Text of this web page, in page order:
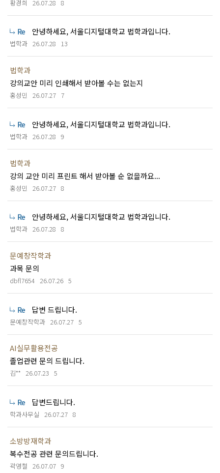
황경희 26.07.28 8
안녕하세요, 서울디지털대학교 법학과입니다.
법학과 26.07.28 13
법학과
강의교안 미리 인쇄해서 받아볼 수는 없는지
홍성민 26.07.27 7
안녕하세요, 서울디지털대학교 법학과입니다.
법학과 26.07.28 9
법학과
강의 교안 미리 프린트 해서 받아볼 순 없을까요...
홍성민 26.07.27 8
안녕하세요, 서울디지털대학교 법학과입니다.
법학과 26.07.28 8
문예창작학과
과목 문의
dbfl7654 26.07.26 5
답변 드립니다.
문예창작학과 26.07.27 5
AI실무활용전공
졸업관련 문의 드립니다.
김** 26.07.23 5
답변드립니다.
학과사무실 26.07.27 8
소방방재학과
복수전공 관련 문의드립니다.
곽영철 26.07.07 9